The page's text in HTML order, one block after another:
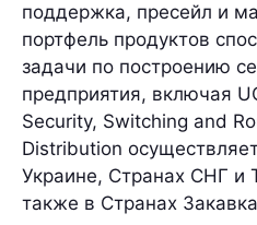
поддержка, пресейл и
портфель продуктов
задачи по построению
предприятия, включая
Security, Switching and
Distribution
Украине, Странах СНГ и
также в Странах